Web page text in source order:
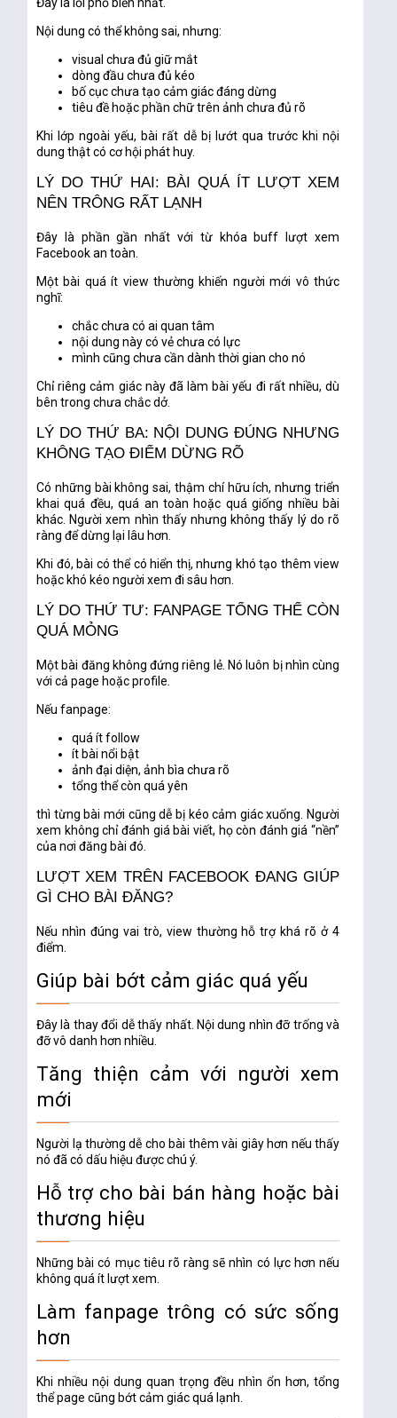
Nội dung có thể không sai, nhưng:
visual chưa đủ giữ mắt
dòng đầu chưa đủ kéo
bố cục chưa tạo cảm giác đáng dừng
tiêu đề hoặc phần chữ trên ảnh chưa đủ rõ
Khi lớp ngoài yếu, bài rất dễ bị lướt qua trước khi nội
dung thật có cơ hội phát huy.
LÝ DO THỨ HAI: BÀI QUÁ ÍT LƯỢT XEM
NÊN TRÔNG RẤT LẠNH
Đây là phần gần nhất với từ khóa buff lượt xem
Facebook an toàn
Một bài quá ít view thường khiến người mới vô thức
nghĩ:
chắc chưa có ai quan tâm
nội dung này có vẻ chưa có lực
mình cũng chưa cần dành thời gian cho nó
Chỉ riêng cảm giác này đã làm bài yếu đi rất nhiều, dù
bên trong chưa chắc dở.
LÝ DO THỨ BA: NỘI DUNG ĐÚNG NHƯNG
KHÔNG TẠO ĐIỂM DỪNG RÕ
Có những bài không sai, thậm chí hữu ích, nhưng triển
khai quá đều, quá an toàn hoặc quá giống nhiều bài
khác. Người xem nhìn thấy nhưng không thấy lý do rõ
ràng để dừng lại lâu hơn.
Khi đó, bài có thể có hiển thị, nhưng khó tạo thêm view
hoặc khó kéo người xem đi sâu hơn.
LÝ DO THỨ TƯ: FANPAGE TỔNG THỂ CÒN
QUÁ MỎNG
Một bài đăng không đứng riêng lẻ. Nó luôn bị nhìn cùng
với cả page hoặc profile.
Nếu fanpage:
quá ít follow
ít bài nổi bật
ảnh đại diện, ảnh bìa chưa rõ
tổng thể còn quá yên
thì từng bài mới cũng dễ bị kéo cảm giác xuống. Người
xem không chỉ đánh giá bài viết, họ còn đánh giá “nền”
của nơi đăng bài đó.
LƯỢT XEM TRÊN FACEBOOK ĐANG GIÚP
GÌ CHO BÀI ĐĂNG?
Nếu nhìn đúng vai trò, view thường hỗ trợ khá rõ ở 4
điểm.
Giúp bài bớt cảm giác quá yếu
Đây là thay đổi dễ thấy nhất. Nội dung nhìn đỡ trống và
đỡ vô danh hơn nhiều.
Tăng thiện cảm với người xem
mới
Người lạ thường dễ cho bài thêm vài giây hơn nếu thấy
nó đã có dấu hiệu được chú ý.
Hỗ trợ cho bài bán hàng hoặc bài
thương hiệu
Những bài có mục tiêu rõ ràng sẽ nhìn có lực hơn nếu
không quá ít lượt xem.
Làm fanpage trông có sức sống
hơn
Khi nhiều nội dung quan trọng đều nhìn ổn hơn, tổng
thể page cũng bớt cảm giác quá lạnh.